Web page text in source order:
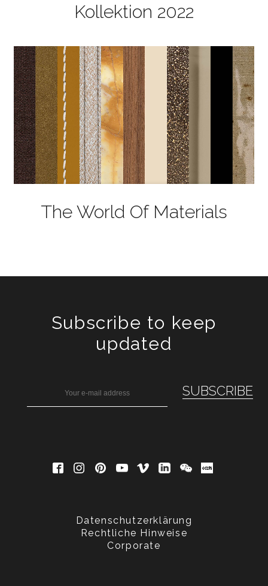
Kollektion 2022
The World Of Materials
Subscribe to keep
updated
Datenschutzerklärung
Rechtliche Hinweise
Corporate